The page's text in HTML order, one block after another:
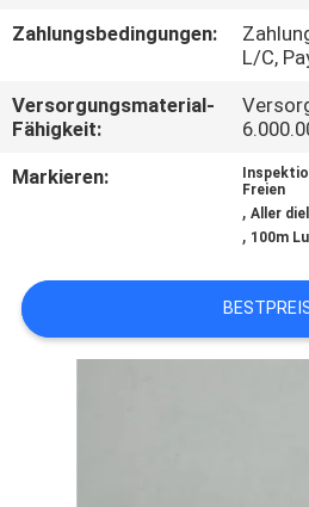
VERBINDUNG
NACHRICHTEN
SITEMAP
Zahlungsbedingungen:
L/C,
Versorgungsmaterial-
Fähigkeit:
Markieren:
Freien
,Aller
, 100m